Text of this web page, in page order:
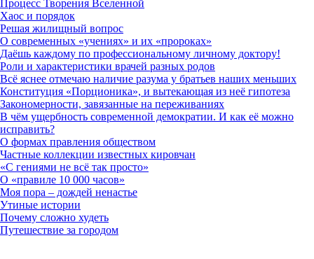
Процесс Творения Вселенной
Хаос и порядок
Решая жилищный вопрос
О современных «учениях» и их «пророках»
Даёшь каждому по профессиональному личному доктору!
Роли и характеристики врачей разных родов
Всё яснее отмечаю наличие разума у братьев наших меньших
Конституция «Порционика», и вытекающая из неё гипотеза
Закономерности, завязанные на переживаниях
В чём ущербность современной демократии. И как её можно
исправить?
О формах правления обществом
Частные коллекции известных кировчан
«С гениями не всё так просто»
О «правиле 10 000 часов»
Моя пора – дождей ненастье
Утиные истории
Почему сложно худеть
Путешествие за городом